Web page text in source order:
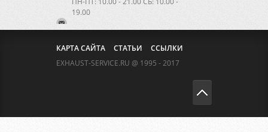
19.00
КАРТА САЙТА СТАТЬИ
ССЫЛКИ
EXHAUST-SERVICE.RU @ 1995 - 2017